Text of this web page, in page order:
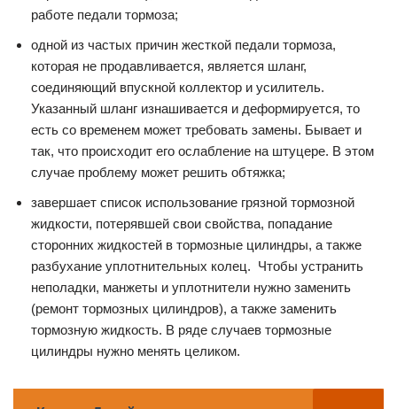
работе педали тормоза;
одной из частых причин жесткой педали тормоза,
которая не продавливается, является шланг,
соединяющий впускной коллектор и усилитель.
Указанный шланг изнашивается и деформируется, то
есть со временем может требовать замены. Бывает и
так, что происходит его ослабление на штуцере. В этом
случае проблему может решить обтяжка;
завершает список использование грязной тормозной
жидкости, потерявшей свои свойства, попадание
сторонних жидкостей в тормозные цилиндры, а также
разбухание уплотнительных колец. Чтобы устранить
неполадки, манжеты и уплотнители нужно заменить
(ремонт тормозных цилиндров), а также заменить
тормозную жидкость. В ряде случаев тормозные
цилиндры нужно менять целиком.